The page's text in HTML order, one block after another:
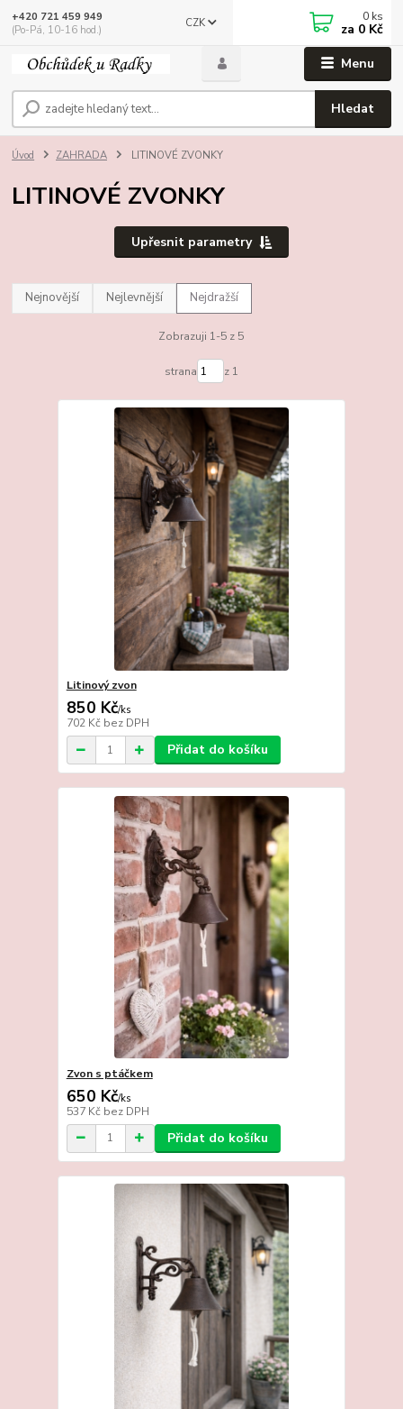
Menu
CZK
Hledat
+420 721 459 949
(Po-Pá, 10-16 hod.)
0 ks
za 0 Kč
Úvod ZAHRADA LITINOVÉ ZVONKY
LITINOVÉ ZVONKY
Upřesnit parametry
Nejnovější Nejlevnější Nejdražší
Zobrazuji 1-5 z 5
strana z 1
Litinový zvon
850 Kč/ks
702 Kč bez DPH
Přidat do košíku
Zvon s ptáčkem
650 Kč/ks
537 Kč bez DPH
Přidat do košíku